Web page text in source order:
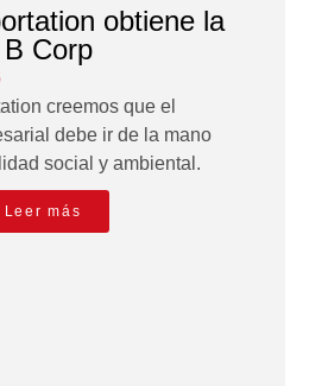
obtiene la
Corp
creemos que el
debe ir de la mano
social y ambiental.
Leer más